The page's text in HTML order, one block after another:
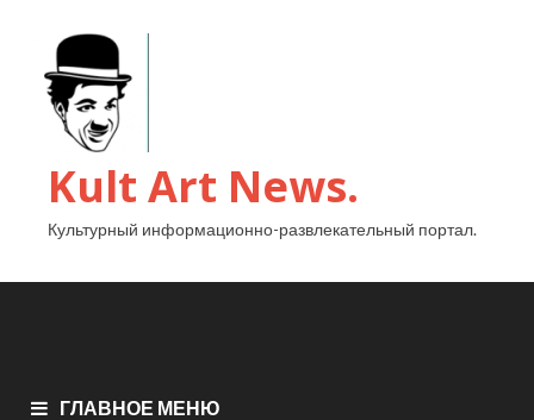
Kult Art News.
Культурный информационно-развлекательный портал.
ГЛАВНОЕ МЕНЮ